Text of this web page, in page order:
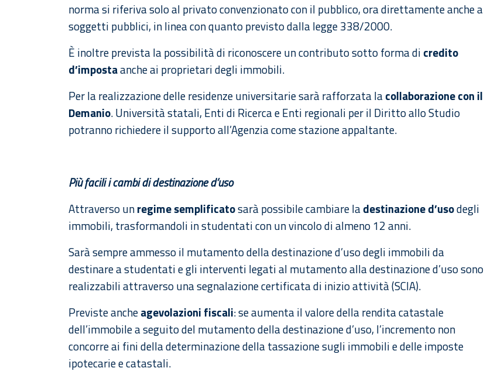
norma si riferiva solo al privato convenzionato con il pubblico, ora direttamente anche a
soggetti pubblici, in linea con quanto previsto dalla legge 338/2000.
È inoltre prevista la possibilità di riconoscere un contributo sotto forma di credito
d’impostaanche ai proprietari degli immobili.
Per la realizzazione delle residenze universitarie sarà rafforzata lacollaborazione con il
Demanio. Università statali, Enti di Ricerca e Enti regionali per il Diritto allo Studio
potranno richiedere il supporto all’Agenzia come stazione appaltante.
Più facili i cambi di destinazione d’uso
Attraverso unregime semplificatosarà possibile cambiare ladestinazione d’usodegli
immobili, trasformandoli in studentati con un vincolo di almeno 12 anni.
Sarà sempre ammesso il mutamento della destinazione d’uso degli immobili da
destinare a studentati e gli interventi legati al mutamento alla destinazione d’uso sono
realizzabili attraverso una segnalazione certificata di inizio attività (SCIA).
Previste ancheagevolazioni fiscali: se aumenta il valore della rendita catastale
dell’immobile a seguito del mutamento della destinazione d’uso, l’incremento non
concorre ai fini della determinazione della tassazione sugli immobili e delle imposte
ipotecarie e catastali.